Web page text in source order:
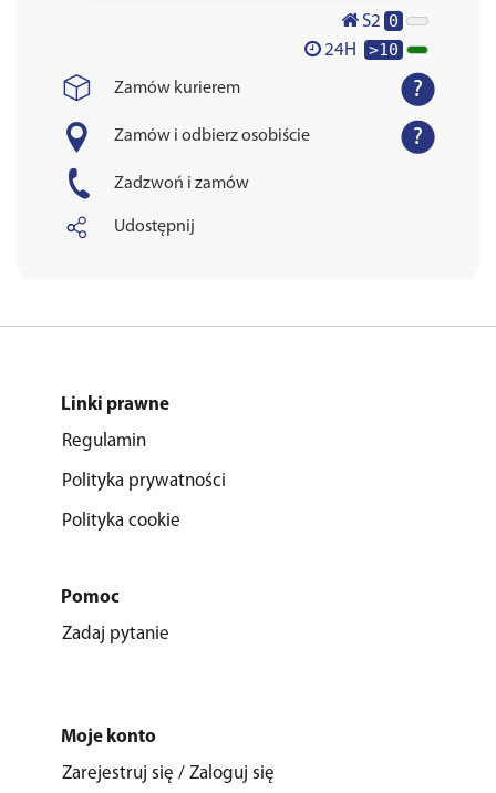
S2 0
24H >10
Zamów kurierem
Zamów i odbierz osobiście
Zadzwoń i zamów
Udostępnij
Linki prawne
Regulamin
Polityka prywatności
Polityka cookie
Pomoc
Zadaj pytanie
Moje konto
Zarejestruj się / Zaloguj się